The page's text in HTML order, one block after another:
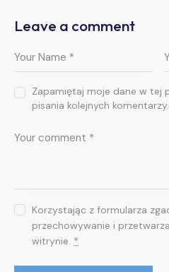
Leave a comment
Zapamiętaj moje dane w tej
pisania kolejnych komentarzy.
Korzystając z formularza
przechowywanie i
witrynie. *